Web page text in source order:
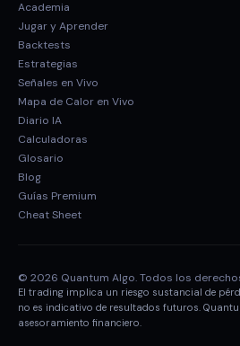
Academia
Jugar y Aprender
Backtests
Estrategias
Señales en Vivo
Mapa de Calor en Vivo
Diario IA
Calculadoras
Glosario
Blog
Guías Premium
Cheat Sheet
© 2026 Quantum Algo. Todos los
El trading implica un riesgo sustancial de
no es indicativo de resultados futuros.
asesoramiento financiero.